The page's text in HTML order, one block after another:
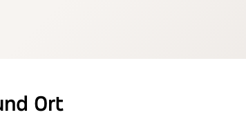
Ort